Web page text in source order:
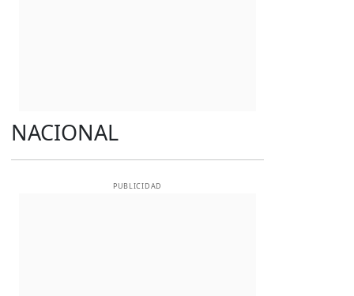
NACIONAL
PUBLICIDAD